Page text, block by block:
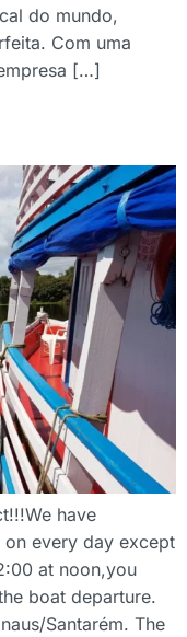
do mundo,
Com uma
[…]
have
on every day except
at noon,you
boat departure.
Santarém. The